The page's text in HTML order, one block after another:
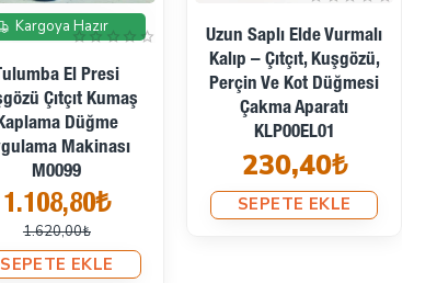
İndirimde
Kargoya Hazır
El Presi
Çıtçıt Kumaş
Düğme
Makinası
M0099
1.108,80₺
1.620,00₺
SEPETE EKLE
Uzun Saplı Elde Vurmalı
Kalıp – Çıtçıt, Kuşgözü,
Perçin Ve Kot Düğmesi
Çakma Aparatı
KLP00EL01
230,40₺
SEPETE EKLE